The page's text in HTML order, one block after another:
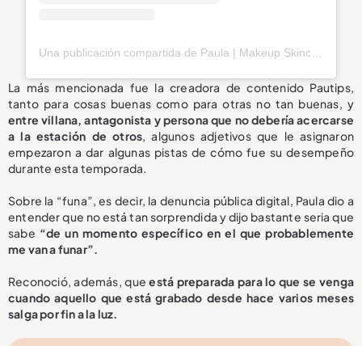
La más mencionada fue la creadora de contenido Pautips,
tanto para cosas buenas como para otras no tan buenas, y
entre villana, antagonista y persona que no debería acercarse
a la estación de otros, algunos adjetivos que le asignaron
empezaron a dar algunas pistas de cómo fue su desempeño
durante esta temporada.
Sobre la “funa”, es decir, la denuncia pública digital, Paula dio a
entender que no está tan sorprendida y dijo bastante seria que
sabe “de un momento específico en el que probablemente
me van a funar”.
Reconoció, además, queestá preparada para lo que se venga
cuando aquello que está grabado desde hace varios meses
salga por fin a la luz.